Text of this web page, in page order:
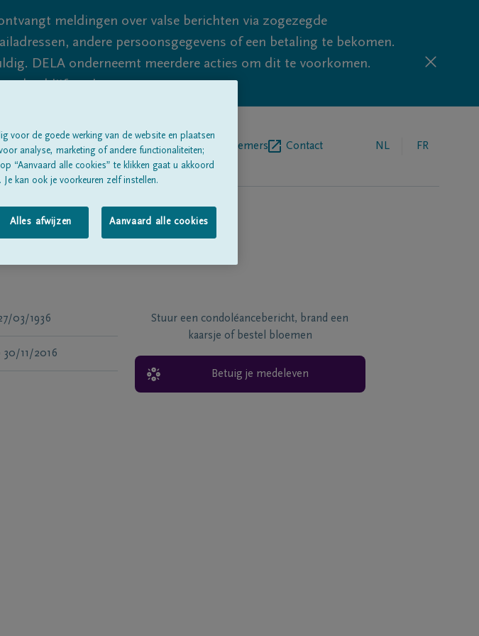
meldingen over valse berichten via zogezegde
andere persoonsgegevens of een betaling te bekomen.
DELA onderneemt meerdere acties om dit te voorkomen.
dus blijf waakzaam.
Alle rouwberichtenOver onsBegrafenisondernemers Contact NL FR
03/1936
30/11/2016
Stuur een condoléancebericht, brand een
kaarsje of bestel bloemen
Betuig je medeleven
voor de goede werking van de website en plaatsen
analyse, marketing of andere functionaliteiten;
“Aanvaard alle cookies” te klikken gaat u akkoord
kan ook je voorkeuren zelf instellen.
Alles afwijzen Aanvaard alle cookies